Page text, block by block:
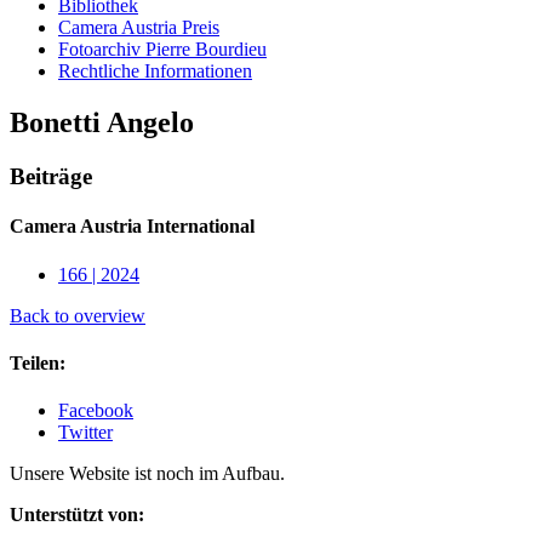
Bibliothek
Camera Austria Preis
Fotoarchiv Pierre Bourdieu
Rechtliche Informationen
Bonetti Angelo
Beiträge
Camera Austria International
166 | 2024
Back to overview
Teilen:
Facebook
Twitter
Unsere Website ist noch im Aufbau.
Unterstützt von: